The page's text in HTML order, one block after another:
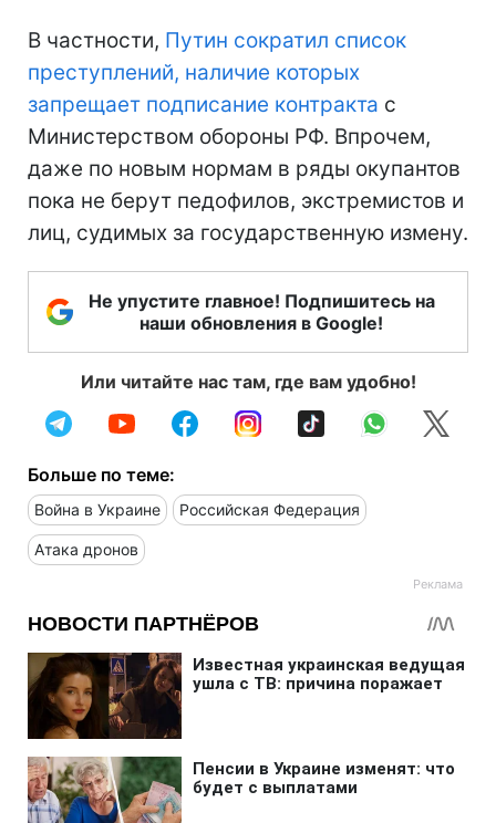
В частности, Путин сократил список
преступлений, наличие которых
запрещает подписание контракта с
Министерством обороны РФ. Впрочем,
даже по новым нормам в ряды окупантов
пока не берут педофилов, экстремистов и
лиц, судимых за государственную измену.
Не упустите главное! Подпишитесь на
наши обновления в Google!
Или читайте нас там, где вам удобно!
Больше по теме:
Война в Украине Российская Федерация
Атака дронов